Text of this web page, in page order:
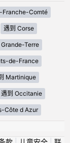
Franche-Comté
遇到 Corse
Grande-Terre
de-France
Martinique
遇到 Occitanie
Côte d Azur